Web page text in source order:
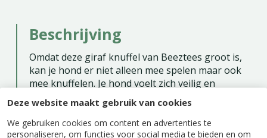
Deze website maakt gebruik van cookies
We gebruiken cookies om content en advertenties te
personaliseren, om functies voor social media te bieden en om
Beschrijving
Omdat deze giraf knuffel van Beeztees groot is,
kan je hond er niet alleen mee spelen maar ook
mee knuffelen. Je hond voelt zich veilig en
geborgen met deze supermooie giraf knuffel. Als
je hond even alleen moet blijven is er altijd nog
deze geweldige knuffel in giraf vorm.